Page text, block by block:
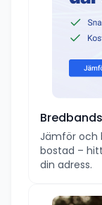
Jämför och
bostad –
din adress.